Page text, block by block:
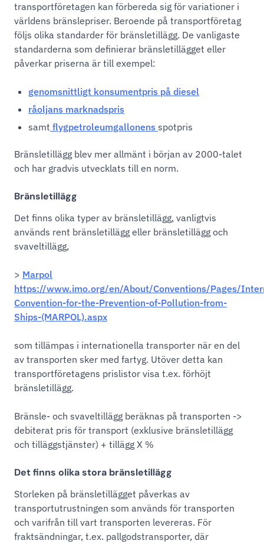
transportföretagen kan förbereda sig för variationer i
världens bränslepriser. Beroende på transportföretag
följs olika standarder för bränsletillägg. De vanligaste
standarderna som definierar bränsletillägget eller
påverkar priserna är till exempel:
genomsnittligt konsumentpris på diesel
råoljans marknadspris
samt flygpetroleumgallonens spotpris
Bränsletillägg blev mer allmänt i början av 2000-talet
och har gradvis utvecklats till en norm.
Bränsletillägg
Det finns olika typer av bränsletillägg, vanligtvis
används rent bränsletillägg eller bränsletillägg och
svaveltillägg,
> Marpol
https://www.imo.org/en/About/Conventions/Pages/
Convention-for-the-Prevention-of-Pollution-from-
Ships-(MARPOL).aspx
som tillämpas i internationella transporter när en del
av transporten sker med fartyg. Utöver detta kan
transportföretagens prislistor visa t.ex. förhöjt
bränsletillägg.
Bränsle- och svaveltillägg beräknas på transporten ->
debiterat pris för transport (exklusive bränsletillägg
och tilläggstjänster) + tillägg X %
Det finns olika stora bränsletillägg
Storleken på bränsletillägget påverkas av
transportutrustningen som används för transporten
och varifrån till vart transporten levereras. För
fraktsändningar, t.ex. pallgodstransporter, där